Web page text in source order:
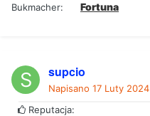
Bukmacher:
Fortuna
supcio
Napisano 17 Luty 2024
Reputacja: